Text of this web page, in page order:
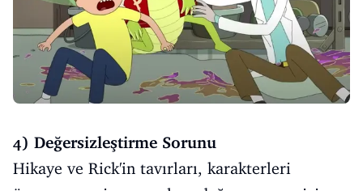
4) Değersizleştirme Sorunu
Hikaye ve Rick'in tavırları, karakterleri